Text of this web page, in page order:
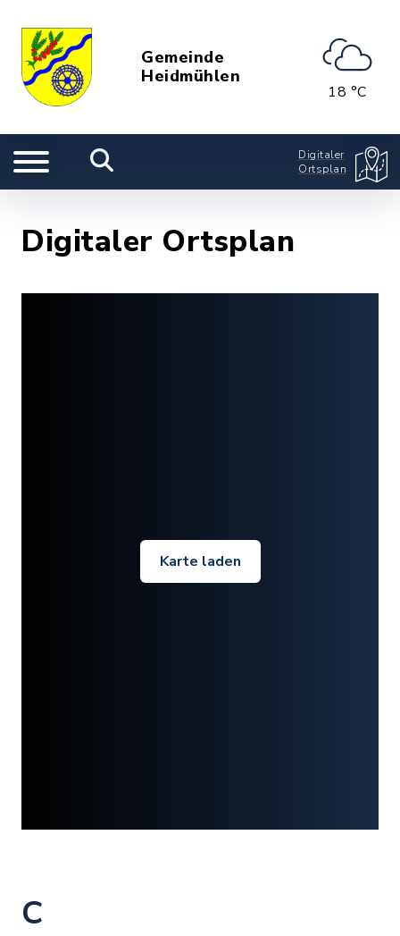
Gemeinde
Heidmühlen
18 °C
Digitaler
Ortsplan
Digitaler Ortsplan
Karte laden
C